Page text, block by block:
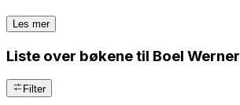
Les mer
Liste over bøkene til Boel Werner
Filter